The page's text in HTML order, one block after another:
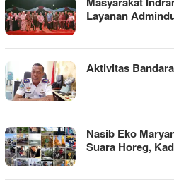
Layanan
Aktivitas
Nasib Eko
Suara Horeg,